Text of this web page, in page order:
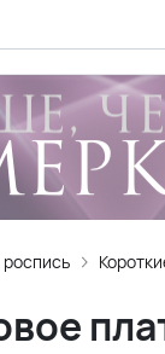
роспись